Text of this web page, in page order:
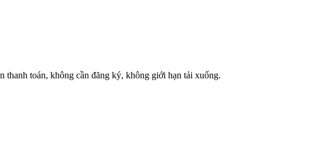
thanh toán, không cần đăng ký, không giới hạn tải xuống.